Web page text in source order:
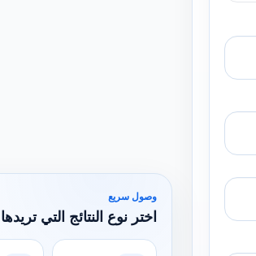
وصول سريع
اختر نوع النتائج التي تريدها